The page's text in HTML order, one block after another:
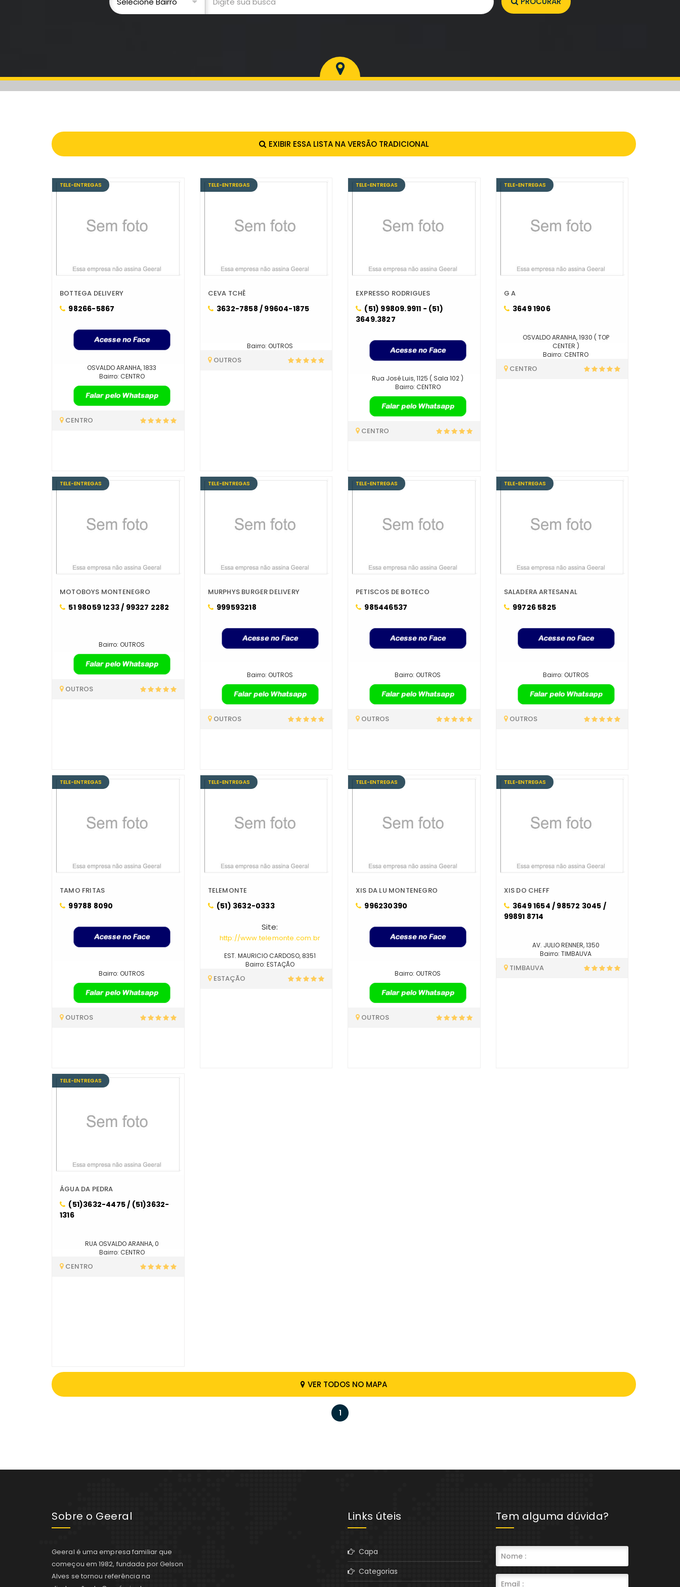
EXIBIR ESSA LISTA NA VERSÃO TRADICIONAL
TELE-ENTREGAS
BOTTEGA DELIVERY
98266-5867
OSVALDO ARANHA, 1833
Bairro: CENTRO
CENTRO
TELE-ENTREGAS
CEVA TCHÊ
3632-7858 / 99604-1875
Bairro: OUTROS
OUTROS
TELE-ENTREGAS
EXPRESSO RODRIGUES
(51) 99809.9911 - (51)
3649.3827
Rua José Luis, 1125 ( Sala 102 )
Bairro: CENTRO
CENTRO
TELE-ENTREGAS
G A
3649 1906
OSVALDO ARANHA, 1930 ( TOP
CENTER )
Bairro: CENTRO
CENTRO
TELE-ENTREGAS
MOTOBOYS MONTENEGRO
51 98059 1233 / 99327 2282
Bairro: OUTROS
OUTROS
TELE-ENTREGAS
MURPHYS BURGER DELIVERY
999593218
Bairro: OUTROS
OUTROS
TELE-ENTREGAS
PETISCOS DE BOTECO
985446537
Bairro: OUTROS
OUTROS
TELE-ENTREGAS
SALADERA ARTESANAL
99726 5825
Bairro: OUTROS
OUTROS
TELE-ENTREGAS
TAMO FRITAS
99788 8090
Bairro: OUTROS
OUTROS
TELE-ENTREGAS
TELEMONTE
(51) 3632-0333
Site:
http://www.telemonte.com.br
EST. MAURICIO CARDOSO, 8351
Bairro: ESTAÇÃO
ESTAÇÃO
TELE-ENTREGAS
XIS DA LU MONTENEGRO
996230390
Bairro: OUTROS
OUTROS
TELE-ENTREGAS
XIS DO CHEFF
3649 1654 / 98572 3045 /
99891 8714
AV. JULIO RENNER, 1350
Bairro: TIMBAUVA
TIMBAUVA
TELE-ENTREGAS
ÁGUA DA PEDRA
(51)3632-4475 / (51)3632-
1316
RUA OSVALDO ARANHA, 0
Bairro: CENTRO
CENTRO
VER TODOS NO MAPA
1
Sobre o Geeral
Geeral é uma empresa familiar que
começou em 1982, fundada por Gelson
Alves se tornou referência na
Links úteis
Capa
Categorias
Tem alguma dúvida?